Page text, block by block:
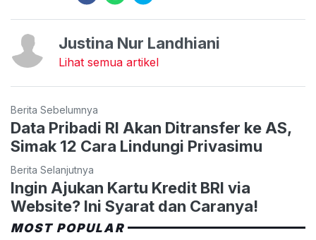
Justina Nur Landhiani
Lihat semua artikel
Berita Sebelumnya
Data Pribadi RI Akan Ditransfer ke AS,
Simak 12 Cara Lindungi Privasimu
Berita Selanjutnya
Ingin Ajukan Kartu Kredit BRI via
Website? Ini Syarat dan Caranya!
MOST POPULAR